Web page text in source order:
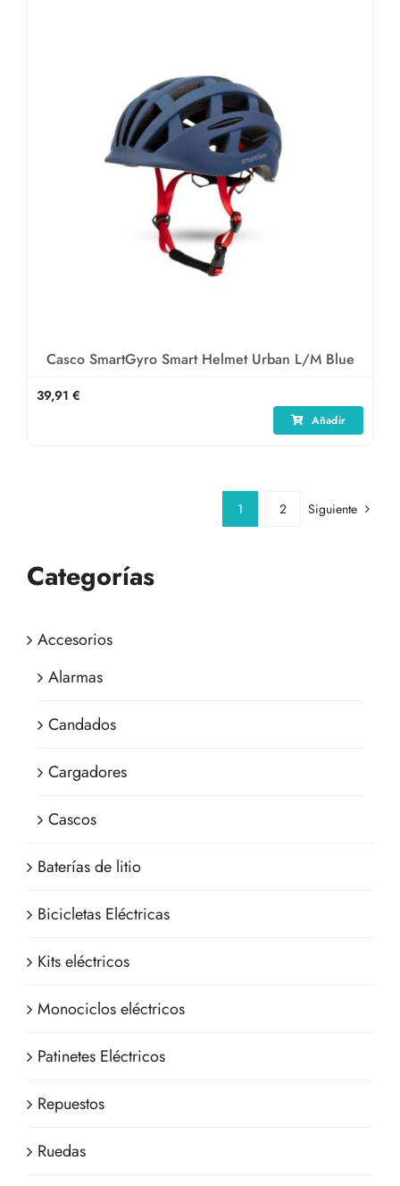
Casco SmartGyro Smart Helmet Urban L/M Blue
39,91 €
Añadir
1 2 Siguiente
Categorías
Accesorios
Alarmas
Candados
Cargadores
Cascos
Baterías de litio
Bicicletas Eléctricas
Kits eléctricos
Monociclos eléctricos
Patinetes Eléctricos
Repuestos
Ruedas